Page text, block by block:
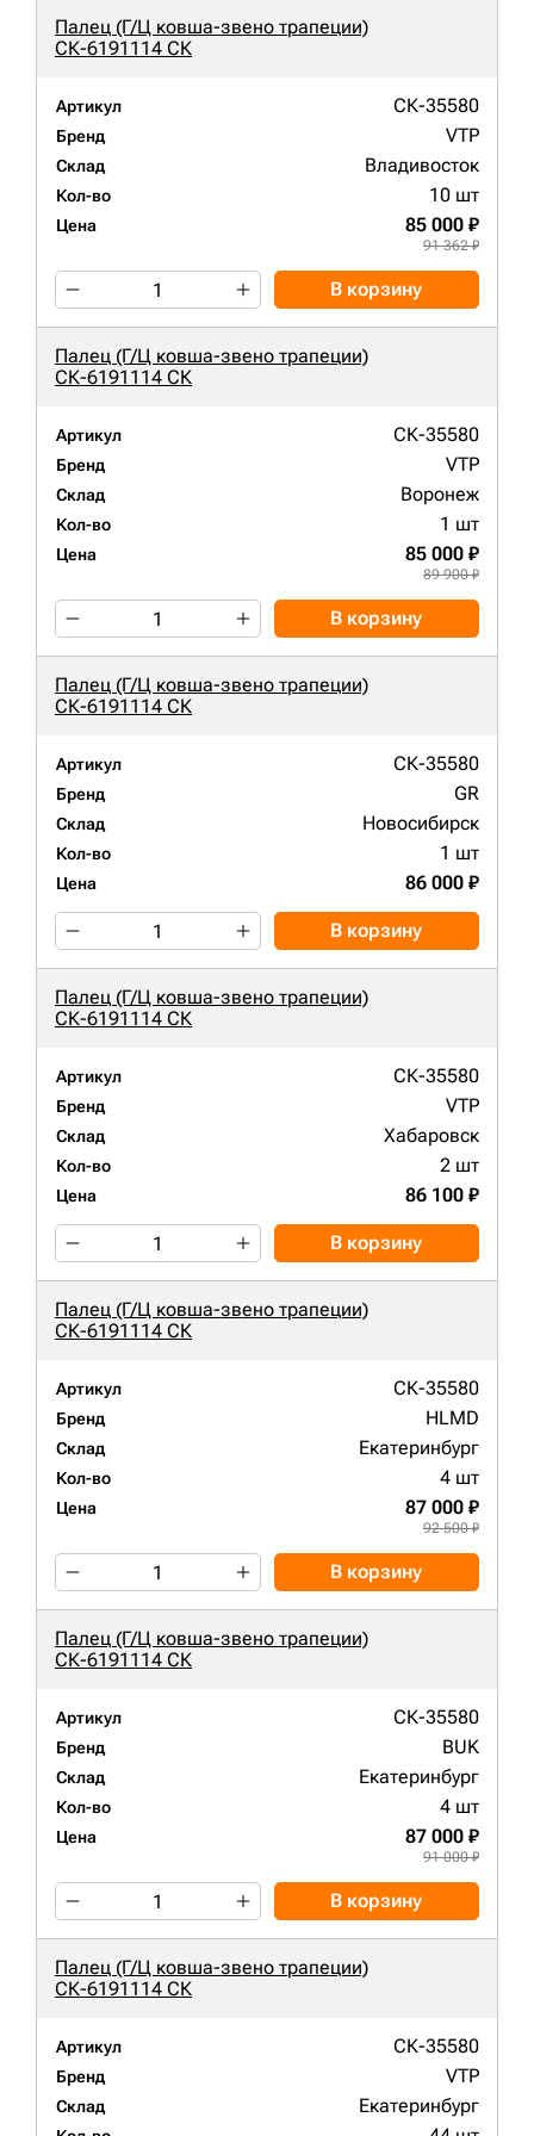
Палец (Г/Ц ковша-звено трапеции)
СК-6191114 СК
Артикул СК-35580
Бренд VTP
Склад Владивосток
Кол-во 10 шт
Цена 85 000 ₽
91 362 ₽
В корзину
Палец (Г/Ц ковша-звено трапеции)
СК-6191114 СК
Артикул СК-35580
Бренд VTP
Склад Воронеж
Кол-во 1 шт
Цена 85 000 ₽
89 900 ₽
В корзину
Палец (Г/Ц ковша-звено трапеции)
СК-6191114 СК
Артикул СК-35580
Бренд GR
Склад Новосибирск
Кол-во 1 шт
Цена 86 000 ₽
В корзину
Палец (Г/Ц ковша-звено трапеции)
СК-6191114 СК
Артикул СК-35580
Бренд VTP
Склад Хабаровск
Кол-во 2 шт
Цена 86 100 ₽
В корзину
Палец (Г/Ц ковша-звено трапеции)
СК-6191114 СК
Артикул СК-35580
Бренд HLMD
Склад Екатеринбург
Кол-во 4 шт
Цена 87 000 ₽
92 500 ₽
В корзину
Палец (Г/Ц ковша-звено трапеции)
СК-6191114 СК
Артикул СК-35580
Бренд BUK
Склад Екатеринбург
Кол-во 4 шт
Цена 87 000 ₽
91 000 ₽
В корзину
Палец (Г/Ц ковша-звено трапеции)
СК-6191114 СК
Артикул СК-35580
Бренд VTP
Склад Екатеринбург